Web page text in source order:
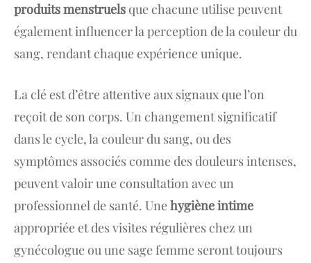
produits menstruels que chacune utilise peuvent
également influencer la perception de la couleur du
sang, rendant chaque expérience unique.
La clé est d’être attentive aux signaux que l’on
reçoit de son corps. Un changement significatif
dans le cycle, la couleur du sang, ou des
symptômes associés comme des douleurs intenses,
peuvent valoir une consultation avec un
professionnel de santé. Unehygiène intime
appropriée et des visites régulières chez un
gynécologue ou une sage femme seront toujours